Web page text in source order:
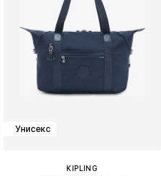
Унисекс
KIPLING